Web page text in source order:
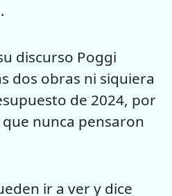
discurso Poggi
dos obras ni siquiera
de 2024, por
nunca pensaron
ir a ver y dice